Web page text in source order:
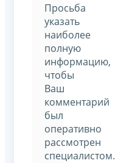
Просьба
указать
наиболее
полную
информацию,
чтобы
Ваш
комментарий
был
оперативно
рассмотрен
специалистом.